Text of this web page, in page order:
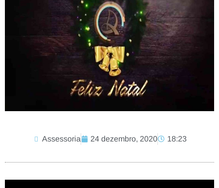
Assessoria 24 dezembro, 2020 18:23